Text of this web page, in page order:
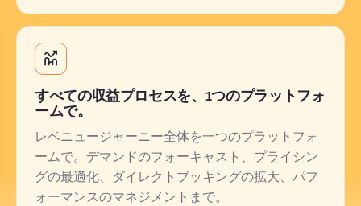
すべての収益プロセスを、1つのプラットフォ
ームで。
レベニュージャーニー全体を一つのプラットフォ
ームで。デマンドのフォーキャスト、プライシン
グの最適化、ダイレクトブッキングの拡大、パフ
ォーマンスのマネジメントまで。